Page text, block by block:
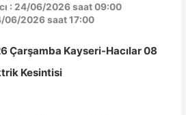
: 24/06/2026 saat 09:00
06/2026 saat 17:00
Çarşamba Kayseri-Hacılar 08
Kesintisi